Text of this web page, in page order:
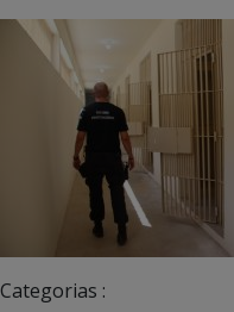
Categorias :